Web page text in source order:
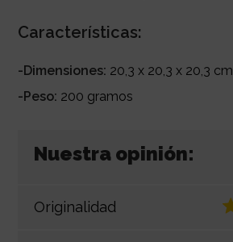
Características:
-Dimensiones: 20,3 x 20,3 x 20,3 cm
-Peso: 200 gramos
Nuestra opinión:
Originalidad